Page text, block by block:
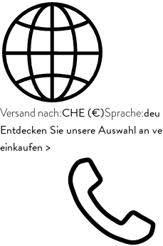
Versand nach:CHE (€)Sprache:deu
Entdecken Sie unsere Auswahl an
einkaufen >